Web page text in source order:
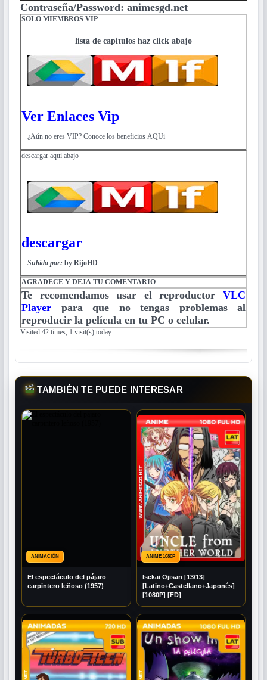
Contraseña/Password: animesgd.net
SOLO MIEMBROS VIP
lista de capitulos haz click abajo
Ver Enlaces Vip
¿Aún no eres VIP? Conoce los beneficios AQUi
descargar aqui abajo
descargar
Subido por: by RijoHD
AGRADECE Y DEJA TU COMENTARIO
Te recomendamos usar el reproductor VLC
Player para que no tengas problemas al
reproducir la película en tu PC o celular.
Visited 42 times, 1 visit(s) today
TAMBIÉN TE PUEDE INTERESAR
ANIMACIÓN
El espectáculo del pájaro
carpintero leñoso (1957)
ANIME 1080P
Isekai Ojisan [13/13]
[Latino+Castellano+Japonés]
[1080P] [FD]